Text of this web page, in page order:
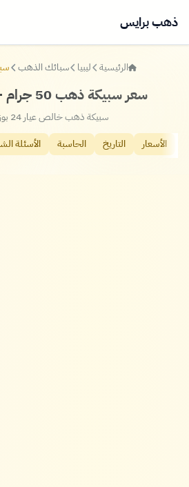
ذهب برايس
الرئيسية ليبيا سبائك الذهب
سعر سبيكة ذهب 50 جرام - عيار 24 اليوم
سبيكة ذهب خالص عيار 24 بوزن 50 جرام
الأسعار
التاريخ الحاسبة الأسئلة